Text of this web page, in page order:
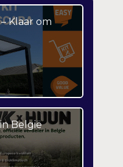
Klaar om
België